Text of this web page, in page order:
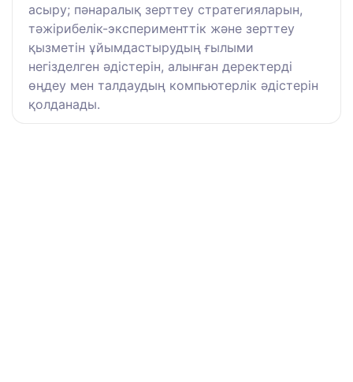
асыру; пәнаралық зерттеу стратегияларын,
тәжірибелік-эксперименттік және зерттеу
қызметін ұйымдастырудың ғылыми
негізделген әдістерін, алынған деректерді
өңдеу мен талдаудың компьютерлік әдістерін
қолданады.